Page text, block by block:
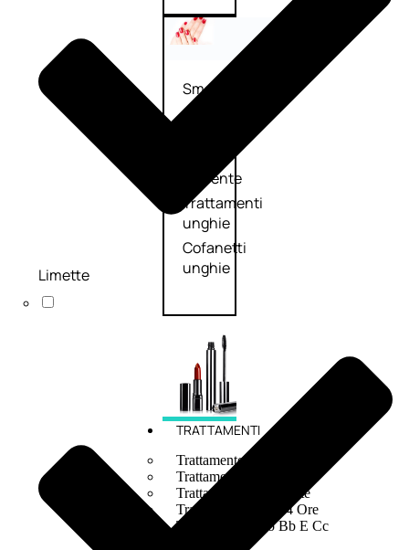
Smalto
Smalto
speciali
Solvente
Trattamenti
unghie
Cofanetti
unghie
TRATTAMENTI
Trattamento Viso Antieta
Trattamento Viso Giorno
Trattamento Viso Notte
Trattamento Viso 24 Ore
Trattamento Viso Bb E Cc
Limette